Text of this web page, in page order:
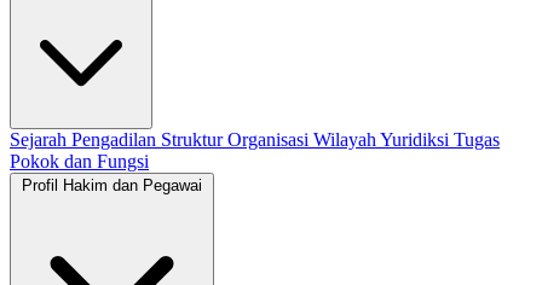
Sejarah Pengadilan Struktur Organisasi Wilayah Yuridiksi Tugas
Pokok dan Fungsi
Profil Hakim dan Pegawai